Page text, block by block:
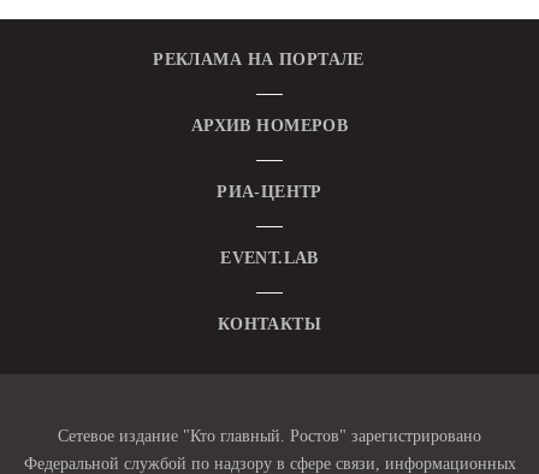
РЕКЛАМА НА ПОРТАЛЕ
АРХИВ НОМЕРОВ
РИА-ЦЕНТР
EVENT.LAB
КОНТАКТЫ
Сетевое издание "Кто главный. Ростов" зарегистрировано
Федеральной службой по надзору в сфере связи, информационных